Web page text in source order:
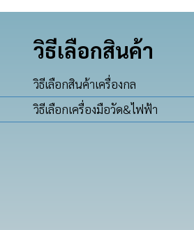
วิธีเลือกสินค้า
วิธีเลือกสินค้าเครื่องกล
วิธีเลือกเครื่องมือวัด&ไฟฟ้า